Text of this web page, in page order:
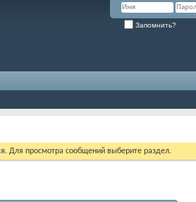
Запомнить?
. Для просмотра сообщений выберите раздел.